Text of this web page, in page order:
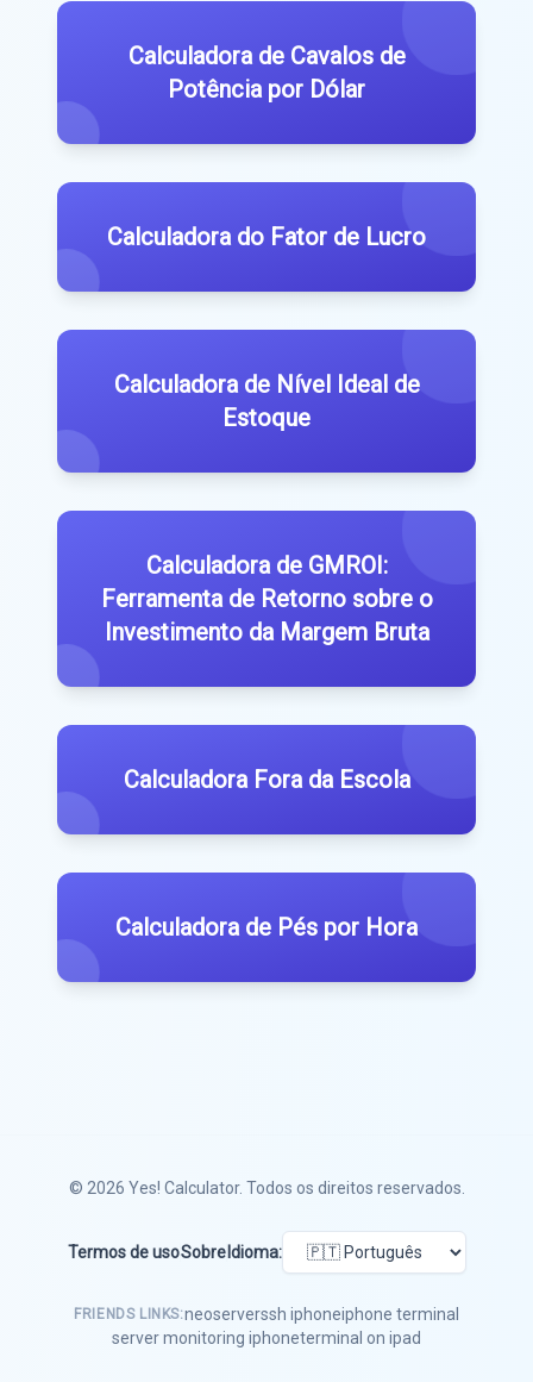
Calculadora de Cavalos de
Potência por Dólar
Calculadora do Fator de Lucro
Calculadora de Nível Ideal de
Estoque
Calculadora de GMROI:
Ferramenta de Retorno sobre o
Investimento da Margem Bruta
Calculadora Fora da Escola
Calculadora de Pés por Hora
© 2026 Yes! Calculator. Todos os direitos reservados.
Termos de usoSobreIdioma:
FRIENDS LINKS:neoserverssh iphoneiphone terminal
server monitoring iphoneterminal on ipad